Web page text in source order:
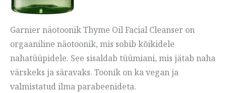
Garnier näotoonik Thyme Oil Facial Cleanser on
orgaaniline näotoonik, mis sobib kõikidele
nahatüüpidele. See sisaldab tüümiani, mis jätab naha
värskeks ja säravaks. Toonik on ka vegan ja
valmistatud ilma parabeenideta.